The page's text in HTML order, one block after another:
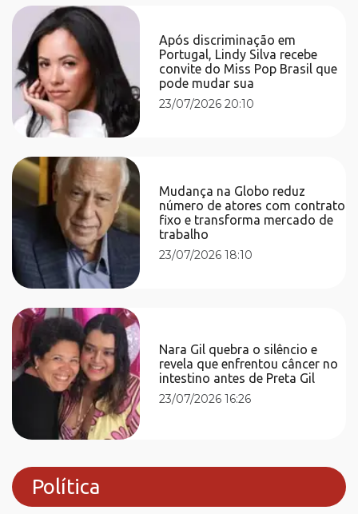
Após discriminação em
Portugal, Lindy Silva recebe
convite do Miss Pop Brasil que
pode mudar sua
23/07/2026 20:10
Mudança na Globo reduz
número de atores com contrato
fixo e transforma mercado de
trabalho
23/07/2026 18:10
Nara Gil quebra o silêncio e
revela que enfrentou câncer no
intestino antes de Preta Gil
23/07/2026 16:26
Política